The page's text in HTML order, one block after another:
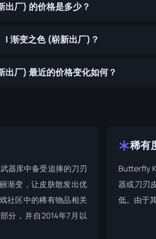
厂) 的价格是多少？
渐变之色 (崭新出厂)？
厂) 最近的价格变化如何？
器库中备受追捧的刀刃
渐变，让皮肤散发出优
社区中的稀有物品相关
分，并自2014年7月以
稀有
Butterfly
器或刀刃
低。由于